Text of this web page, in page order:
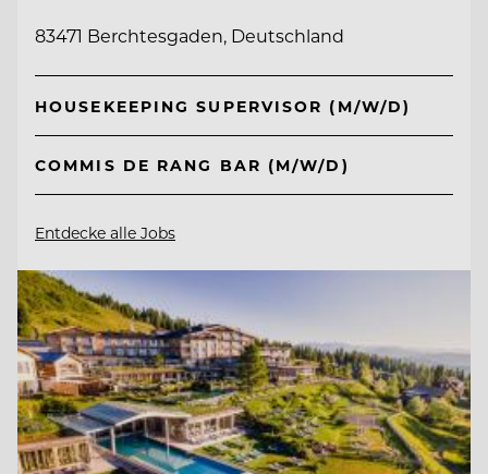
83471 Berchtesgaden, Deutschland
HOUSEKEEPING SUPERVISOR (M/W/D)
COMMIS DE RANG BAR (M/W/D)
Entdecke alle Jobs